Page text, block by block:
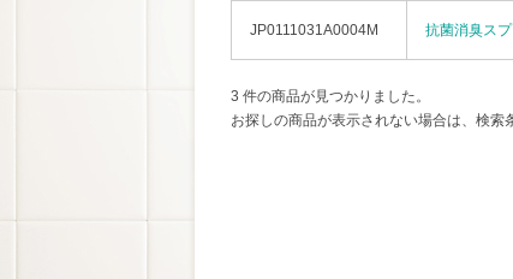
JP0111031A0004M 抗菌消臭ス
3 件の商品が見つかりました。
お探しの商品が表示されない場合は、検索